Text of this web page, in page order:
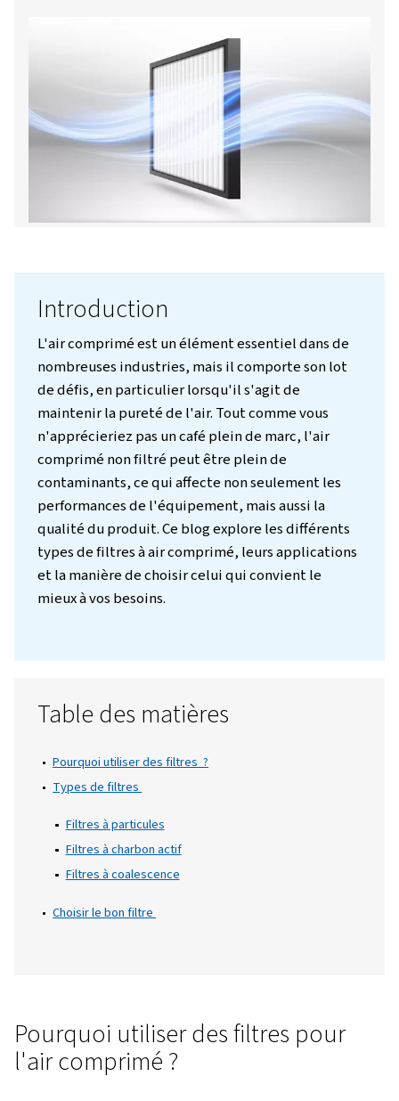
Nous contacter!
Introduction
L'air comprimé est un élément essentiel
maintenir la pureté de l'air. Tout comme
n'apprécieriez pas un café plein de marc,
comprimé non filtré peut être plein de
contaminants, ce qui affecte non
performances de l'équipement, mais aussi
qualité du produit. Ce blog explore les
types de filtres à air comprimé, leurs
Table des matières